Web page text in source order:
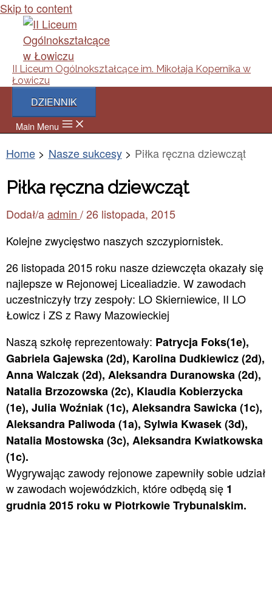
Skip to content
II Liceum Ogólnokształcące im. Mikołaja Kopernika w
Łowiczu
DZIENNIK
Main Menu
Home Nasze sukcesy Piłka ręczna dziewcząt
Piłka ręczna dziewcząt
Dodał/a admin /26 listopada, 2015
Kolejne zwycięstwo naszych szczypiornistek.
26 listopada 2015 roku nasze dziewczęta okazały się
najlepsze w Rejonowej Licealiadzie. W zawodach
uczestniczyły trzy zespoły: LO Skierniewice, II LO
Łowicz i ZS z Rawy Mazowieckiej
Naszą szkołę reprezentowały: Patrycja Foks(1e),
Gabriela Gajewska (2d), Karolina Dudkiewicz (2d),
Anna Walczak (2d), Aleksandra Duranowska (2d),
Natalia Brzozowska (2c), Klaudia Kobierzycka
(1e), Julia Woźniak (1c), Aleksandra Sawicka (1c),
Aleksandra Paliwoda (1a), Sylwia Kwasek (3d),
Natalia Mostowska (3c), Aleksandra Kwiatkowska
(1c).
Wygrywając zawody rejonowe zapewniły sobie udział
w zawodach wojewódzkich, które odbędą się 1
grudnia 2015 roku w Piotrkowie Trybunalskim.